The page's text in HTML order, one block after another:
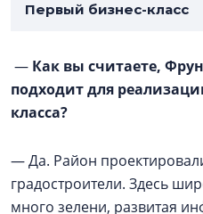
Первый бизнес-класс
— Как вы считаете,
подходит для
класса?
— Да. Район
градостроители. Здесь
много зелени, развитая